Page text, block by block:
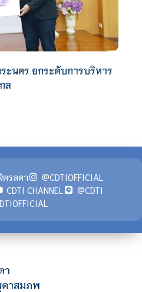
ะนคร ยกระดับการบริหาร
ล
ตรลดา
@CDTIOFFICIAL
CDTI CHANNEL
@CDTI
า
าสมภพ